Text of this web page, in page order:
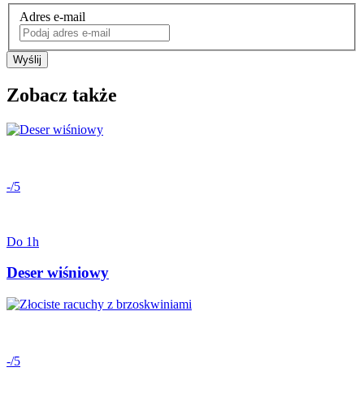
Adres e-mail
Wyślij
Zobacz także
-/5
Do 1h
Deser wiśniowy
-/5